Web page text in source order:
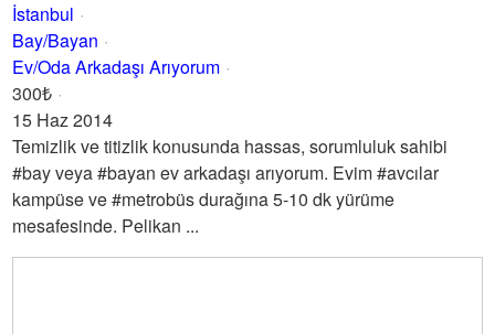
İstanbul
Bay/Bayan
Ev/Oda Arkadaşı Arıyorum
300₺
15 Haz 2014
Temizlik ve titizlik konusunda hassas, sorumluluk sahibi
#bay veya #bayan ev arkadaşı arıyorum. Evim #avcılar
kampüse ve #metrobüs durağına 5-10 dk yürüme
mesafesinde. Pelikan ...